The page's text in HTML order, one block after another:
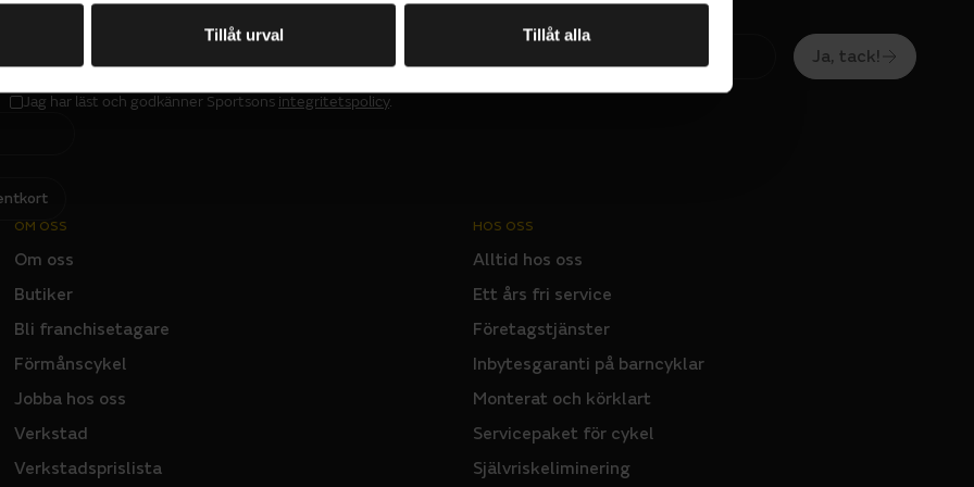
Tillåt urval Tillåt alla
PRENUMERERA PÅ VÅRT NYHETSBREV
A
L
I
Jag har läst och godkänner Sportsons integritetspolicy.
Ja, tack!
OM OSS
Om oss
Butiker
Bli franchisetagare
Förmånscykel
Jobba hos oss
Verkstad
Verkstadsprislista
HOS OSS
Alltid hos oss
Ett års fri service
Företagstjänster
Inbytesgaranti på barncyklar
Monterat och körklart
Servicepaket för cykel
Självriskeliminering